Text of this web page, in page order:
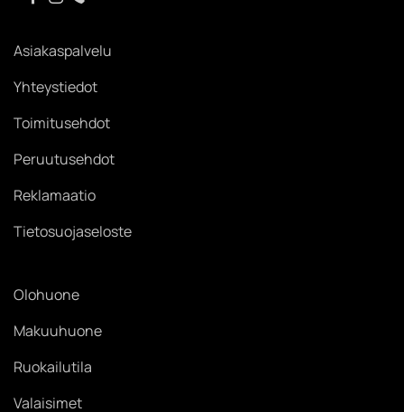
Asiakaspalvelu
Yhteystiedot
Toimitusehdot
Peruutusehdot
Reklamaatio
Tietosuojaseloste
Olohuone
Makuuhuone
Ruokailutila
Valaisimet